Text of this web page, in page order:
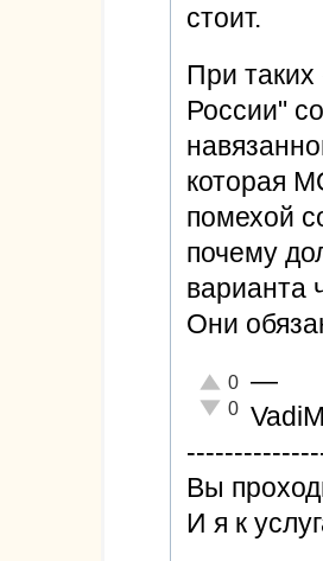
стоит.
При
России"
которая
помехой
почему
варианта
Они
Отлично!
0
Неадекватно!
0
—
Вы
И я к